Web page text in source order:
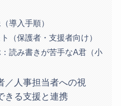
導入手順）
（保護者・支援者向け）
読み書きが苦手なA君（小
／人事担当者への視
きる支援と連携